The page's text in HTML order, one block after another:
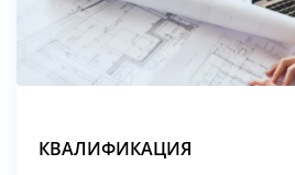
КВАЛИФИКАЦИЯ